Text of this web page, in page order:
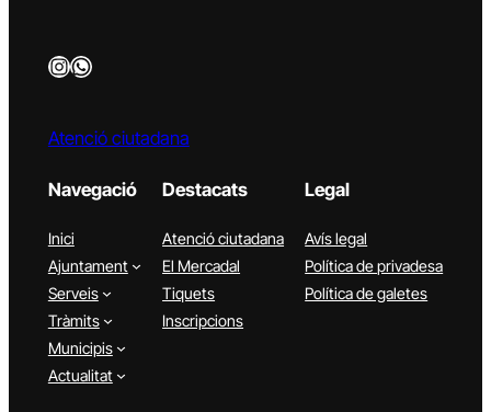
InstagramWhatsApp
Atenció ciutadana
Navegació
Inici
Ajuntament
Serveis
Tràmits
Municipis
Actualitat
Destacats
Atenció ciutadana
El Mercadal
Tiquets
Inscripcions
Legal
Avís legal
Política de privadesa
Política de galetes